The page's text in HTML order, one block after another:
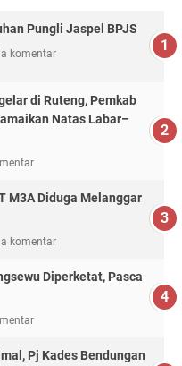
Pungli Jaspel BPJS
komentar
di Ruteng, Pemkab
Natas Labar–
M3A Diduga Melanggar
komentar
Diperketat, Pasca
Pj Kades Bendungan